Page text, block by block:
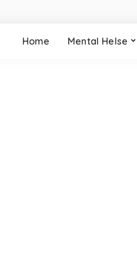
Home Mental Helse